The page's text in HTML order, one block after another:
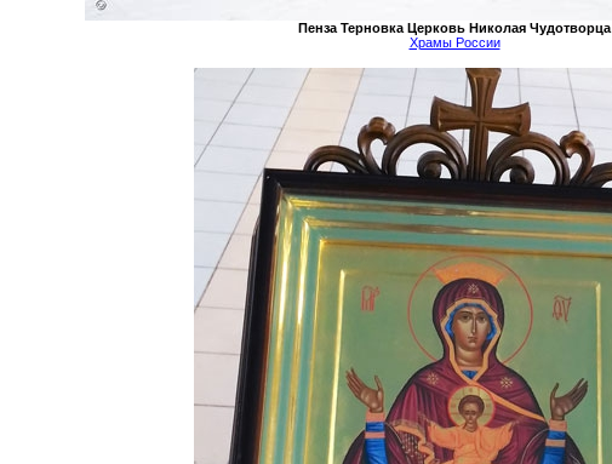
Пенза Терновка Церковь Николая Чудотворца
Храмы России